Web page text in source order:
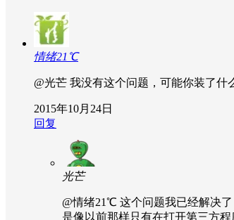
情绪21℃
@光芒 我没有这个问题，可能你装了什
2015年10月24日
回复
光芒
@情绪21℃ 这个问题我已经解决
是像以前那样只有在打开第三方